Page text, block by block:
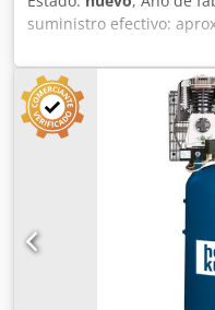
suministro efectivo:
bar Capacidad del
Unidad de venta: 1
1200 mm Ancho/
aprox. 1540 mm Peso:
Abperf Datos eléctricos
eléctrico: 7,5 kW Tensión
fases Tipo de corriente:
Emisiones de ruido
Explicación del nivel de
sonora a 1 metro de
13 Motor(es) Tipo de
en el almacén 54634